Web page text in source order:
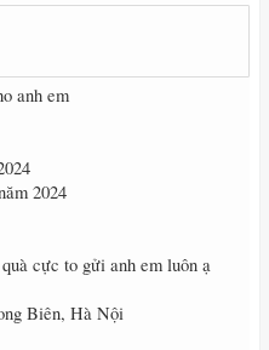
anh em
2024
cực to gửi anh em luôn ạ
Biên, Hà Nội